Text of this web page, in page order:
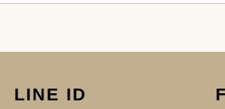
LINE ID